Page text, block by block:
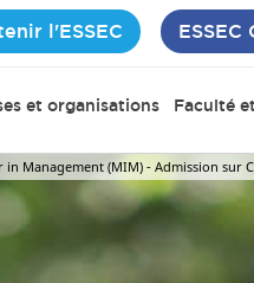
l'ESSEC
et organisations Faculté
in Management (MIM) - Admission sur